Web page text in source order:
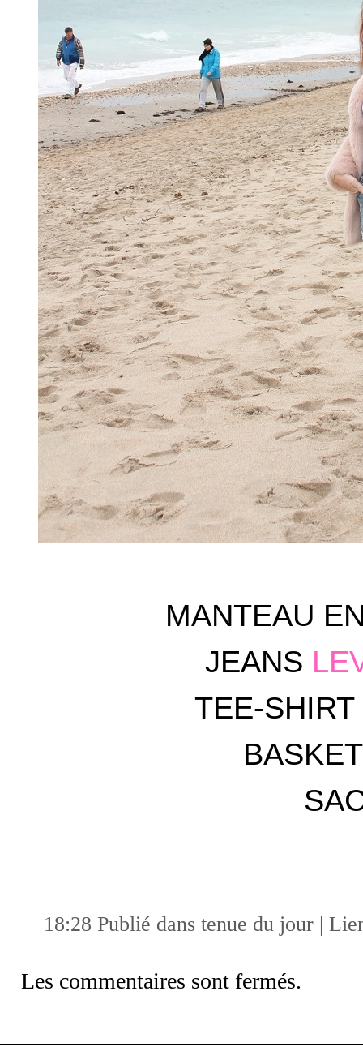
MANTEAU
JEANS
TEE-SHIRT
18:28 Publié dans tenue du jour |
Les commentaires sont fermés.